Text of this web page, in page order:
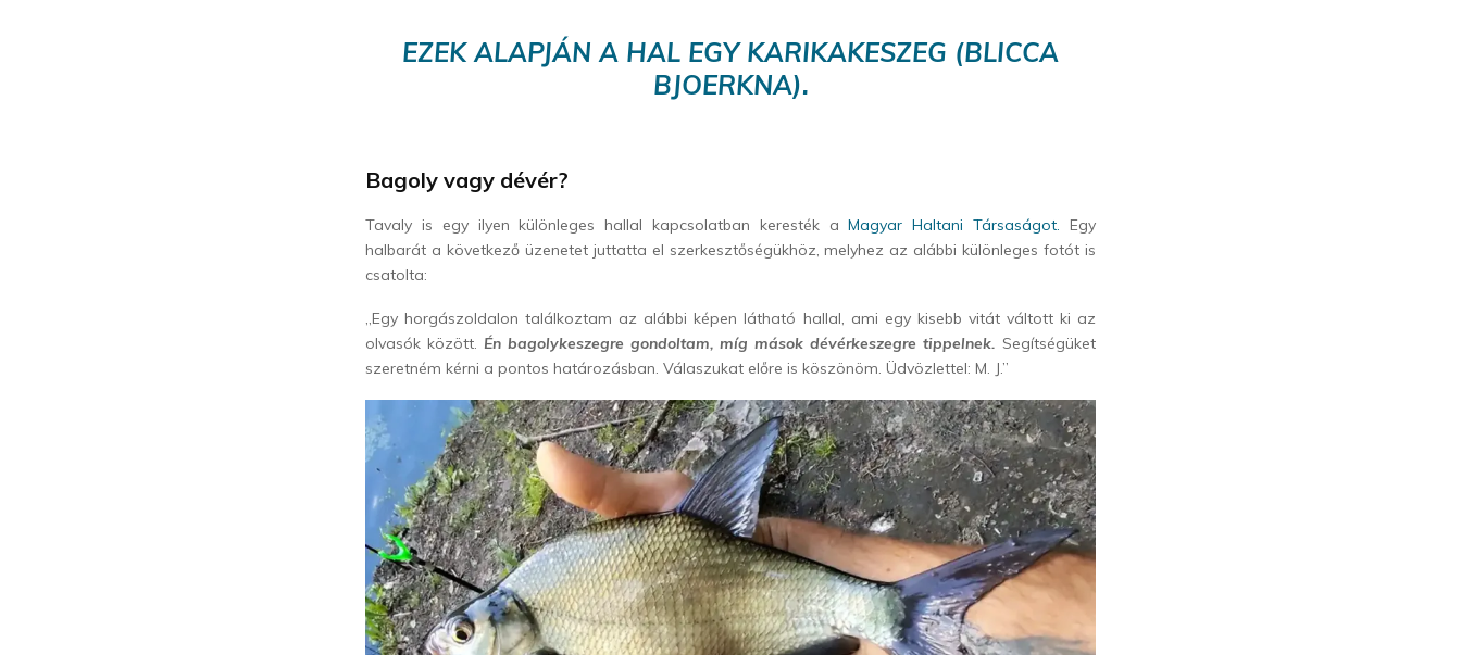
EZEK ALAPJÁN A HAL EGY KARIKAKESZEG (BLICCA
BJOERKNA).
Bagoly vagy dévér?
Tavaly is egy ilyen különleges hallal kapcsolatban keresték aMagyar Haltani Társaságot. Egy
halbarát a következő üzenetet juttatta el szerkesztőségükhöz, melyhez az alábbi különleges fotót is
csatolta:
„Egy horgászoldalon találkoztam az alábbi képen látható hallal, ami egy kisebb vitát váltott ki az
olvasók között. Én bagolykeszegre gondoltam, míg mások dévérkeszegre tippelnek. Segítségüket
szeretném kérni a pontos határozásban. Válaszukat előre is köszönöm. Üdvözlettel: M. J.”